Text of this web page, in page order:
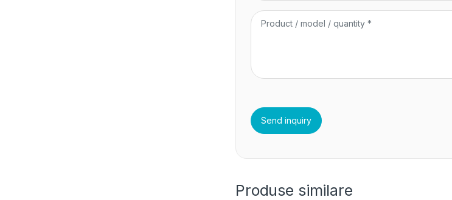
Produse similare